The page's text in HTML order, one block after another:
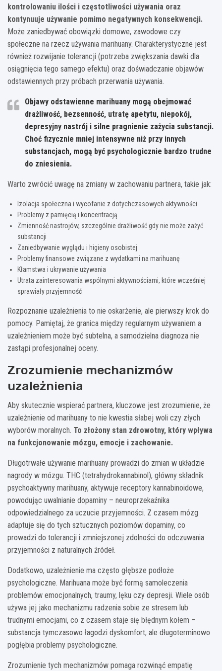
kontrolowaniu ilości i częstotliwości używania oraz
kontynuuje używanie pomimo negatywnych konsekwencji.
Może zaniedbywać obowiązki domowe, zawodowe czy
społeczne na rzecz używania marihuany. Charakterystyczne jest
również rozwijanie tolerancji (potrzeba zwiększania dawki dla
osiągnięcia tego samego efektu) oraz doświadczanie objawów
odstawiennych przy próbach przerwania używania.
Objawy odstawienne marihuany mogą obejmować
drażliwość, bezsenność, utratę apetytu, niepokój,
depresyjny nastrój i silne pragnienie zażycia substancji.
Choć fizycznie mniej intensywne niż przy innych
substancjach, mogą być psychologicznie bardzo trudne
do zniesienia.
Warto zwrócić uwagę na zmiany w zachowaniu partnera, takie jak:
Izolacja społeczna i wycofanie z dotychczasowych aktywności
Problemy z pamięcią i koncentracją
Zmienność nastrojów, szczególnie drażliwość gdy nie może zażyć
substancji
Zaniedbywanie wyglądu i higieny osobistej
Problemy finansowe związane z wydatkami na marihuanę
Kłamstwa i ukrywanie używania
Utrata zainteresowania wspólnymi aktywnościami, które wcześniej
sprawiały przyjemność
Rozpoznanie uzależnienia to nie oskarżenie, ale pierwszy krok do
pomocy. Pamiętaj, że granica między regularnym używaniem a
uzależnieniem może być subtelna, a samodzielna diagnoza nie
zastąpi profesjonalnej oceny.
Zrozumienie mechanizmów
uzależnienia
Aby skutecznie wspierać partnera, kluczowe jest zrozumienie, że
uzależnienie od marihuany to nie kwestia słabej woli czy złych
wyborów moralnych. To złożony stan zdrowotny, który wpływa
na funkcjonowanie mózgu, emocje i zachowanie.
Długotrwałe używanie marihuany prowadzi do zmian w układzie
nagrody w mózgu. THC (tetrahydrokannabinol), główny składnik
psychoaktywny marihuany, aktywuje receptory kannabinoidowe,
powodując uwalnianie dopaminy – neuroprzekaźnika
odpowiedzialnego za uczucie przyjemności. Z czasem mózg
adaptuje się do tych sztucznych poziomów dopaminy, co
prowadzi do tolerancji i zmniejszonej zdolności do odczuwania
przyjemności z naturalnych źródeł.
Dodatkowo, uzależnienie ma często głębsze podłoże
psychologiczne. Marihuana może być formą samoleczenia
problemów emocjonalnych, traumy, lęku czy depresji. Wiele osób
używa jej jako mechanizmu radzenia sobie ze stresem lub
trudnymi emocjami, co z czasem staje się błędnym kołem –
substancja tymczasowo łagodzi dyskomfort, ale długoterminowo
pogłębia problemy psychologiczne.
Zrozumienie tych mechanizmów pomaga rozwinąć empatię